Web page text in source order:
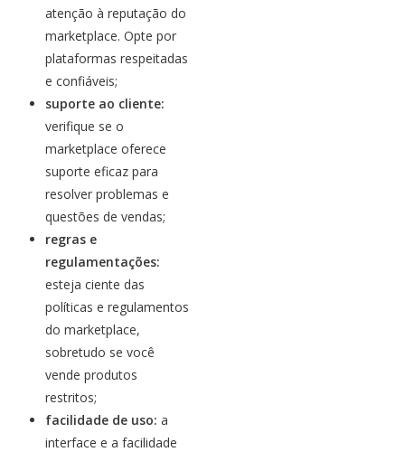
atenção à reputação do
marketplace. Opte por
plataformas respeitadas
e confiáveis;
suporte ao cliente:
verifique se o
marketplace oferece
suporte eficaz para
resolver problemas e
questões de vendas;
regras e
regulamentações:
esteja ciente das
políticas e regulamentos
do marketplace,
sobretudo se você
vende produtos
restritos;
facilidade de uso: a
interface e a facilidade